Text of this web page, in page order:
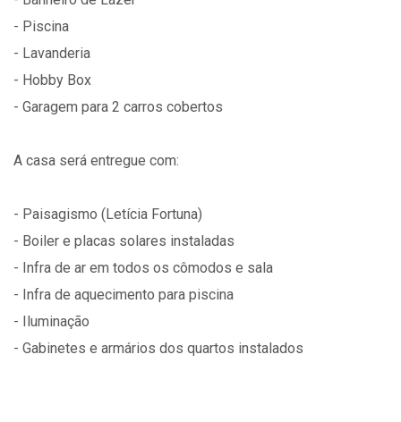
- Piscina
- Lavanderia
- Hobby Box
- Garagem para 2 carros cobertos
A casa será entregue com:
- Paisagismo (Letícia Fortuna)
- ⁠Boiler e placas solares instaladas
- ⁠Infra de ar em todos os cômodos e sala
- ⁠Infra de aquecimento para piscina
- ⁠Iluminação
- ⁠Gabinetes e armários dos quartos instalados